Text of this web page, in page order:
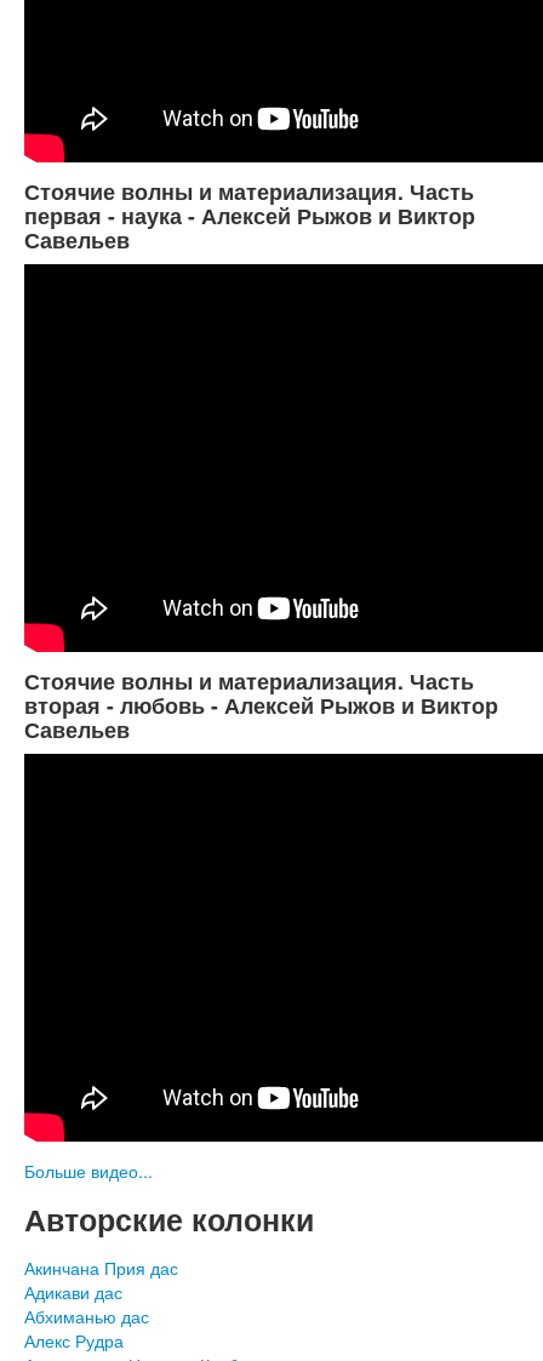
Стоячие волны и материализация. Часть
первая - наука - Алексей Рыжов и Виктор
Савельев
Стоячие волны и материализация. Часть
вторая - любовь - Алексей Рыжов и Виктор
Савельев
Больше видео...
Авторские колонки
Акинчана Прия дас
Адикави дас
Абхиманью дас
Алекс Рудра